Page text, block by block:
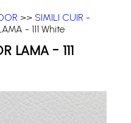
>> SIMILI CUIR -
- 111 White
LAMA - 111